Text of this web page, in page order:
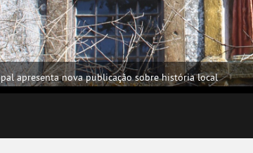
apresenta nova publicação sobre história local